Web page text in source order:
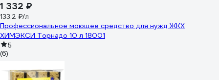
1 332 ₽
133.2 ₽/л
Профессиональное моющее средство для нужд ЖКХ
ХИМЭКСИ Торнадо 10 л 18001
5
(6)